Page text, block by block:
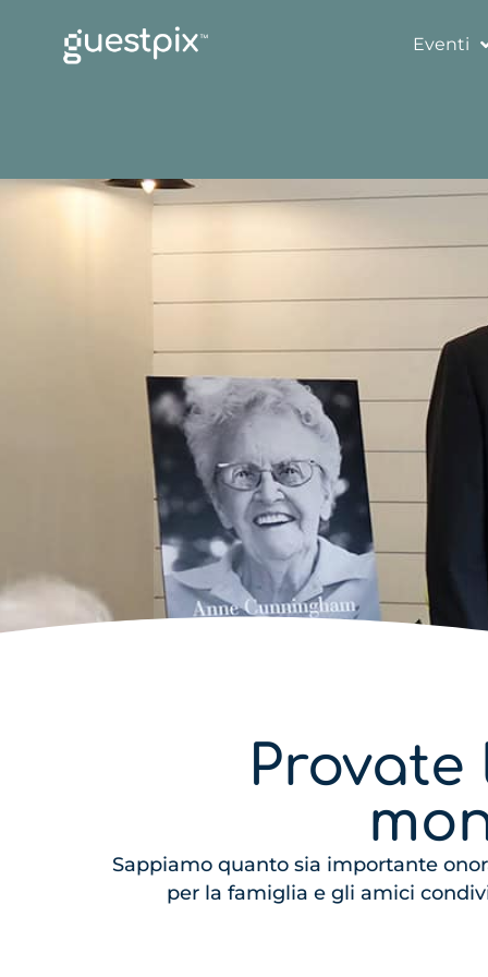
Eventi
Sappiamo quanto sia importante
per la famiglia e gli amici